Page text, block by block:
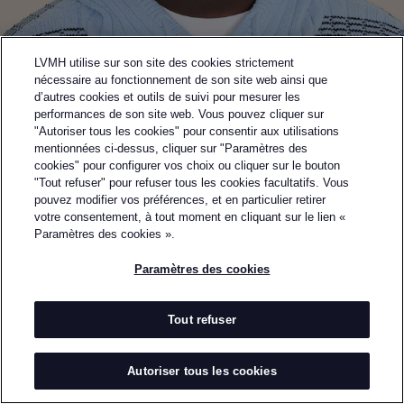
Retourner à la page précédente
DEMI-FINALISTE DU PRIX LVMH 2024
AGBOBLY
Agbobly est une marque de prêt-à-porter féminin et
masculin haut de gamme créée en 2020 par le
designer togolais Jacques Agbobly, formé à l’école
Parsons à New York. Initialement lancée avec une
LVMH utilise sur son site des cookies strictement
nécessaire au fonctionnement de son site web ainsi que
d’autres cookies et outils de suivi pour mesurer les
performances de son site web. Vous pouvez cliquer sur
"Autoriser tous les cookies" pour consentir aux utilisations
mentionnées ci-dessus, cliquer sur "Paramètres des
cookies" pour configurer vos choix ou cliquer sur le bouton
"Tout refuser" pour refuser tous les cookies facultatifs. Vous
pouvez modifier vos préférences, et en particulier retirer
votre consentement, à tout moment en cliquant sur le lien «
Paramètres des cookies ».
Paramètres des cookies
Tout refuser
Autoriser tous les cookies